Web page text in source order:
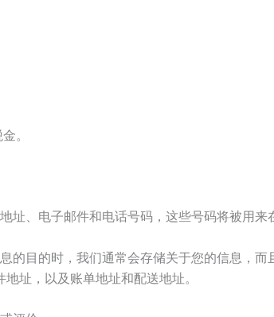
。
址、电子邮件和电话号码，这些号码将被用来
的目的时，我们通常会存储关于您的信息，
址，以及账单地址和配送地址。